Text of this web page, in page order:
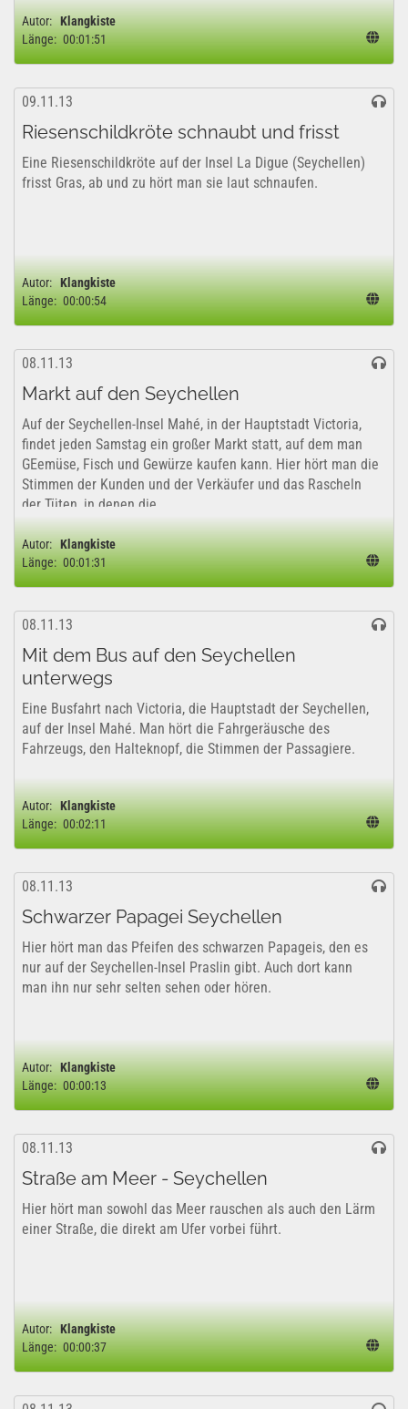
Autor: Klangkiste
Länge: 00:01:51
09.11.13
Riesenschildkröte schnaubt und frisst
Eine Riesenschildkröte auf der Insel La Digue (Seychellen)
frisst Gras, ab und zu hört man sie laut schnaufen.
Autor: Klangkiste
Länge: 00:00:54
08.11.13
Markt auf den Seychellen
Auf der Seychellen-Insel Mahé, in der Hauptstadt Victoria,
findet jeden Samstag ein großer Markt statt, auf dem man
GEemüse, Fisch und Gewürze kaufen kann. Hier hört man die
Stimmen der Kunden und der Verkäufer und das Rascheln
der Tüten, in denen die...
Autor: Klangkiste
Länge: 00:01:31
08.11.13
Mit dem Bus auf den Seychellen
unterwegs
Eine Busfahrt nach Victoria, die Hauptstadt der Seychellen,
auf der Insel Mahé. Man hört die Fahrgeräusche des
Fahrzeugs, den Halteknopf, die Stimmen der Passagiere.
Autor: Klangkiste
Länge: 00:02:11
08.11.13
Schwarzer Papagei Seychellen
Hier hört man das Pfeifen des schwarzen Papageis, den es
nur auf der Seychellen-Insel Praslin gibt. Auch dort kann
man ihn nur sehr selten sehen oder hören.
Autor: Klangkiste
Länge: 00:00:13
08.11.13
Straße am Meer - Seychellen
Hier hört man sowohl das Meer rauschen als auch den Lärm
einer Straße, die direkt am Ufer vorbei führt.
Autor: Klangkiste
Länge: 00:00:37